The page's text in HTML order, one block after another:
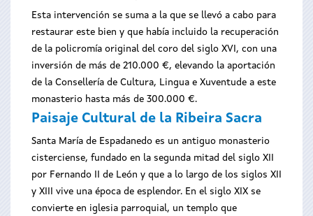
Esta intervención se suma a la que se llevó a cabo para
restaurar este bien y que había incluido la recuperación
de la policromía original del coro del siglo XVI, con una
inversión de más de 210.000 €, elevando la aportación
de la Consellería de Cultura, Lingua e Xuventude a este
monasterio hasta más de 300.000 €.
Paisaje Cultural de la Ribeira Sacra
Santa María de Espadanedo es un antiguo monasterio
cisterciense, fundado en la segunda mitad del siglo XII
por Fernando II de León y que a lo largo de los siglos XII
y XIII vive una época de esplendor. En el siglo XIX se
convierte en iglesia parroquial, un templo que